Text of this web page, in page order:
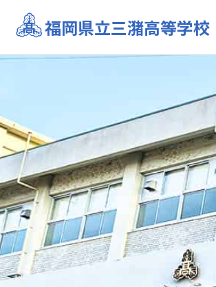
福岡県立三潴高等学校